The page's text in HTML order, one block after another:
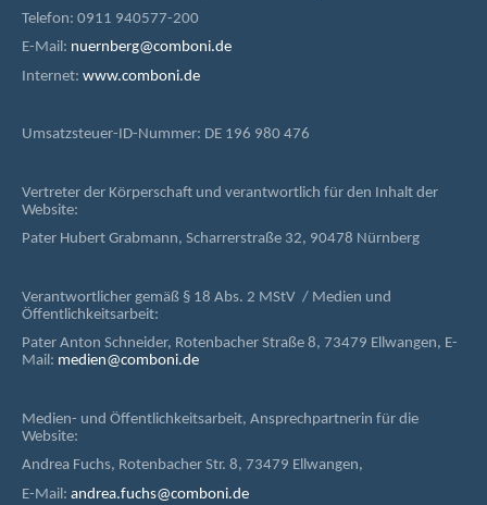
Telefon: 0911 940577-200
E-Mail: nuernberg@comboni.de
Internet: www.comboni.de
Umsatzsteuer-ID-Nummer: DE 196 980 476
Vertreter der Körperschaft und verantwortlich für den Inhalt der
Website:
Pater Hubert Grabmann, Scharrerstraße 32, 90478 Nürnberg
Verantwortlicher gemäß § 18 Abs. 2 MStV / Medien und
Öffentlichkeitsarbeit:
Pater Anton Schneider, Rotenbacher Straße 8, 73479 Ellwangen, E-
Mail: medien@comboni.de
Medien- und Öffentlichkeitsarbeit, Ansprechpartnerin für die
Website:
Andrea Fuchs, Rotenbacher Str. 8, 73479 Ellwangen,
E-Mail: andrea.fuchs@comboni.de